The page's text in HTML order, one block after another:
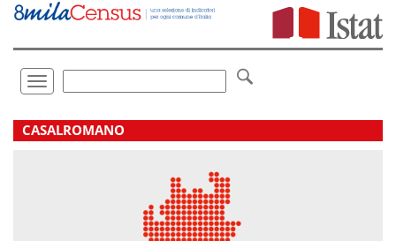
Vai
direttamente
Toggle
navigation
.
CASALROMANO